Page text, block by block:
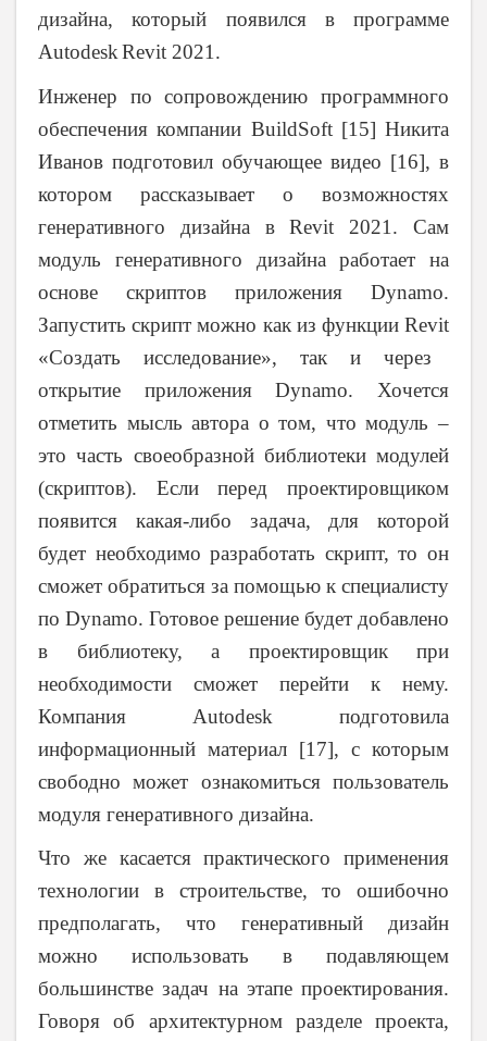
дизайна, который появился в программе
AutodeskRevit 2021.
Инженер по сопровождению программного
обеспечения компании BuildSoft[15] Никита
Иванов подготовил обучающее видео [16], в
котором рассказывает о возможностях
генеративного дизайна вRevit 2021. Сам
модуль генеративного дизайна работает на
основе скриптов приложения Dynamo.
Запустить скрипт можно как из функции Revit
«Создать исследование», так и через
открытие приложенияDynamo. Хочется
отметить мысль автора о том, что модуль –
это часть своеобразной библиотеки модулей
(скриптов). Если перед проектировщиком
появится какая-либо задача, для которой
будет необходимо разработать скрипт, то он
сможет обратиться за помощью к специалисту
по Dynamo. Готовое решение будет добавлено
в библиотеку, а проектировщик при
необходимости сможет перейти к нему.
Компания Autodesk подготовила
информационный материал [17], с которым
свободно может ознакомиться пользователь
модуля генеративного дизайна.
Что же касается практического применения
технологии в строительстве, то ошибочно
предполагать, что генеративный дизайн
можно использовать в подавляющем
большинстве задач на этапе проектирования.
Говоря об архитектурном разделе проекта,